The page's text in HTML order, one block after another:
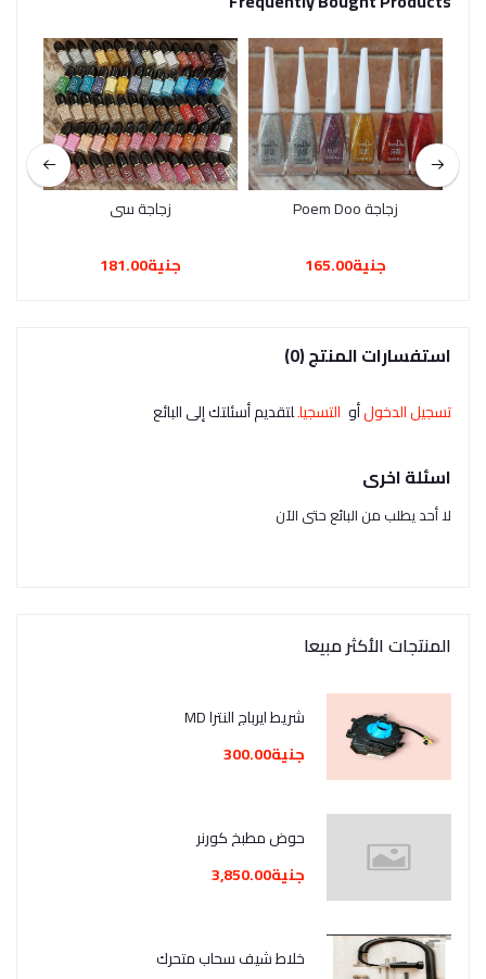
زجاجة Poem Doo
جنية165.00
زجاجة سى
جنية181.00
استفسارات المنتج (0)
تسجيل الدخولأو التسجيللتقديم أسئلتك إلى البائع
اسئلة اخرى
لا أحد يطلب من البائع حتى الآن
المنتجات الأكثر مبيعا
شريط ايرباج النترا MD
جنية300.00
حوض مطبخ كورنر
جنية3,850.00
خلاط شيف سحاب متحرك